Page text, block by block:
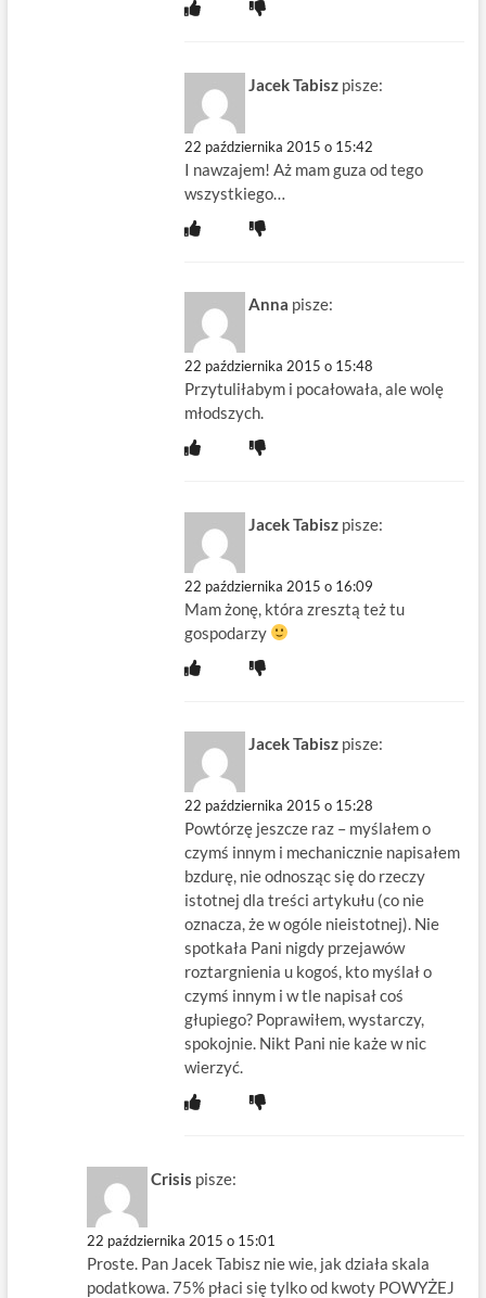
Jacek Tabisz pisze:
22 października 2015 o 15:42
I nawzajem! Aż mam guza od tego
wszystkiego…
Anna pisze:
22 października 2015 o 15:48
Przytuliłabym i pocałowała, ale wolę
młodszych.
Jacek Tabisz pisze:
22 października 2015 o 16:09
Mam żonę, która zresztą też tu
gospodarzy
Jacek Tabisz pisze:
22 października 2015 o 15:28
Powtórzę jeszcze raz – myślałem o
czymś innym i mechanicznie napisałem
bzdurę, nie odnosząc się do rzeczy
istotnej dla treści artykułu (co nie
oznacza, że w ogóle nieistotnej). Nie
spotkała Pani nigdy przejawów
roztargnienia u kogoś, kto myślał o
czymś innym i w tle napisał coś
głupiego? Poprawiłem, wystarczy,
spokojnie. Nikt Pani nie każe w nic
wierzyć.
Crisis pisze:
22 października 2015 o 15:01
Proste. Pan Jacek Tabisz nie wie, jak działa skala
podatkowa. 75% płaci się tylko od kwoty POWYŻEJ